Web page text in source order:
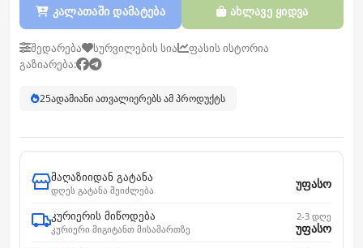
კალათაში დამატება ახლავე ყიდვა
შედარება სურვილების სია
ფასის ისტორია
გაზიარება:
25ადამიანი ათვალიერებს ამ პროდუქტს
მაღაზიიდან გატანა
დღეს გატანა შეიძლება
უფასო
კურიერის მიწოდება
კურიერი მიგიტანთ მისამართზე
2-3 დღე
უფასო